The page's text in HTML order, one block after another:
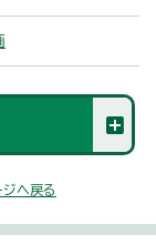
ジへ戻る